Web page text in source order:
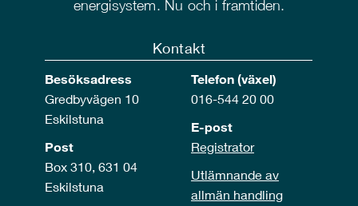
energisystem. Nu och i framtiden.
Kontakt
Besöksadress
Gredbyvägen 10
Eskilstuna
Post
Box 310, 631 04
Eskilstuna
Telefon (växel)
016-544 20 00
E-post
Registrator
Utlämnande av
allmän handling